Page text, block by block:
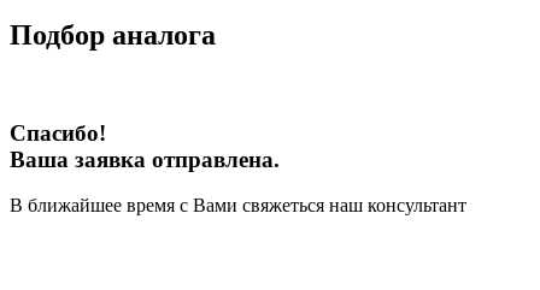
Подбор аналога
Спасибо!
Ваша заявка отправлена.
В ближайшее время с Вами свяжеться наш консультант